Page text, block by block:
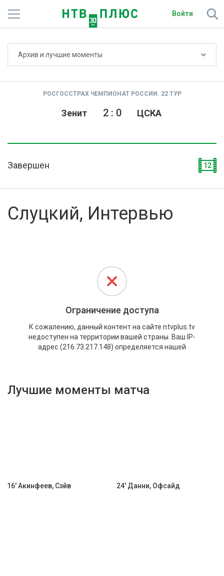
Войти
О сайте
Архив и лучшие моменты
РОСГОССТРАХ ЧЕМПИОНАТ РОССИИ. 22 ТУР
Зенит ЦСКА
2: 0
Завершен 12
Слуцкий, Интервью
Лучшие моменты матча
16' Акинфеев, Сэйв 24' Данни, Офсайд